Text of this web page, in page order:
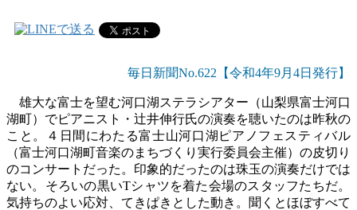
毎日新聞No.622【令和4年9月4日発行】
雄大な富士を望む河口湖ステラシアター（山梨県富士河口
湖町）でピアニスト・辻井伸行氏の演奏を聴いたのは昨秋の
こと。４日間にわたる富士山河口湖ピアノフェスティバル
（富士河口湖町音楽のまちづくり実行委員会主催）の皮切り
のコンサートだった。印象的だったのは珠玉の演奏だけでは
ない。そろいの黒いTシャツを着た会場のスタッフたちだ。
気持ちのよい応対、てきぱきとした動き。聞くとほぼすべて